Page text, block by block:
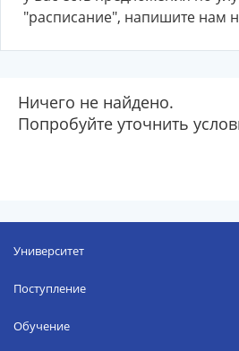
"расписание", напишите нам
Ничего не найдено.
Попробуйте уточнить
Университет
Поступление
Обучение